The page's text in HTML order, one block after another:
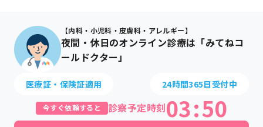
【内科・小児科・皮膚科・アレルギー】
夜間・休日のオンライン診療は「みてねコ
ールドクター」
医療証・保険証適用 24時間365日受付中
今すぐ依頼すると 診察予定時刻03:50